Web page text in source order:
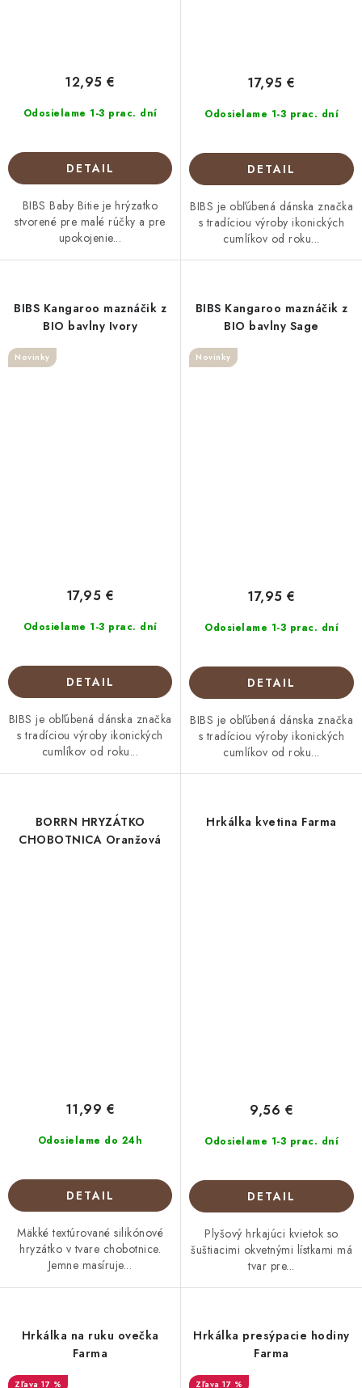
Odosielame 1-3 prac. dní
12,95 €
DETAIL
BIBS Baby Bitie je hrýzatko
stvorené pre malé rúčky a pre
upokojenie...
Odosielame 1-3 prac. dní
17,95 €
DETAIL
BIBS je obľúbená dánska značka
s tradíciou výroby ikonických
cumlíkov od roku...
BIBS Kangaroo maznáčik z
BIO bavlny Ivory
Novinky
Odosielame 1-3 prac. dní
17,95 €
DETAIL
BIBS je obľúbená dánska značka
s tradíciou výroby ikonických
cumlíkov od roku...
BIBS Kangaroo maznáčik z
BIO bavlny Sage
Novinky
Odosielame 1-3 prac. dní
17,95 €
DETAIL
BIBS je obľúbená dánska značka
s tradíciou výroby ikonických
cumlíkov od roku...
BORRN HRYZÁTKO
CHOBOTNICA Oranžová
Odosielame do 24h
11,99 €
DETAIL
Mäkké textúrované silikónové
hryzátko v tvare chobotnice.
Jemne masíruje...
Hrkálka kvetina Farma
Odosielame 1-3 prac. dní
9,56 €
DETAIL
Plyšový hrkajúci kvietok so
šuštiacimi okvetnými lístkami má
tvar pre...
Hrkálka na ruku ovečka
Farma
17 %
Hrkálka presýpacie hodiny
Farma
17 %